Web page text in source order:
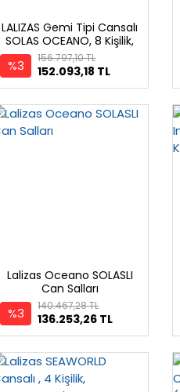
LALIZAS Gemi Tipi Cansalı
SOLAS OCEANO, 8 Kişilik,
Düz-Flat Model
%3 152.093,18 TL
156.797,10 TL
Lalizas Oceano SOLASLI
Can Salları
%3 136.253,26 TL
140.467,28 TL